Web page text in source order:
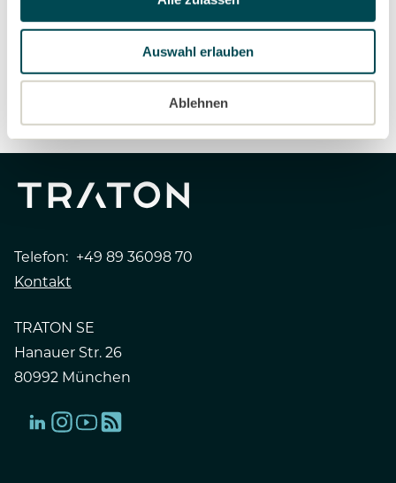
Auswahl erlauben
Ablehnen
zu prägen.
Dieser Artikel enthält: 1 1
PRESSEMELDUNG
Telefon: +49 89 36098 70
Kontakt
TRATON SE
Hanauer Str. 26
80992 München